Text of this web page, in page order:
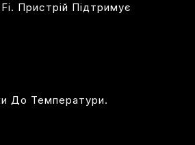
Пристрій Підтримує
До Температури.